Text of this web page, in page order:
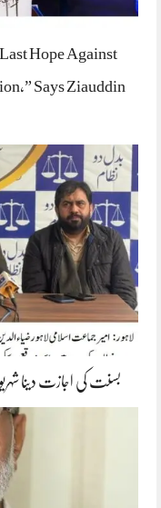
Hope Against
Says Ziauddin
بسنت کی اجازت دینا